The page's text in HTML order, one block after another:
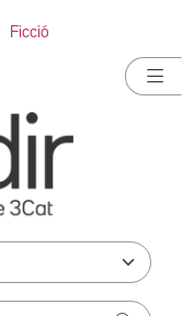
Ficció